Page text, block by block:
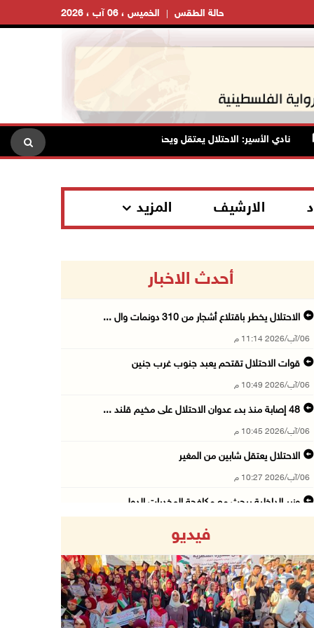
الخميس ، 06 آب ، 2026 حالة الطقس
نادي الأسير: الاحتلال يعتقل ويحقق ميدانياً مع أكثر من (60) مواطناً من مخيم قلنديا
الارشيف المزيد
أحدث الاخبار
الاحتلال يخطر باقتلاع أشجار من 310 دونمات وال ...
06/آب/2026 11:14 م
قوات الاحتلال تقتحم يعبد جنوب غرب جنين
06/آب/2026 10:49 م
48 إصابة منذ بدء عدوان الاحتلال على مخيم قلند ...
06/آب/2026 10:45 م
الاحتلال يعتقل شابين من المغير
06/آب/2026 10:27 م
وزير الداخلية يبحث مع مكافحة المخدرات الدولي ...
06/آب/2026 09:59 م
06/آب/2026 09:17 م
فيديو
Previous Next